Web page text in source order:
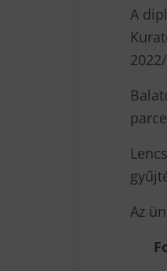
A
Az